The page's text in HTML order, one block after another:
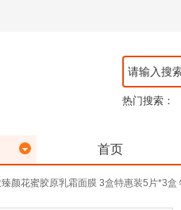
热门搜索：
首页
颜花蜜胶原乳霜面膜 3盒特惠装5片*3盒